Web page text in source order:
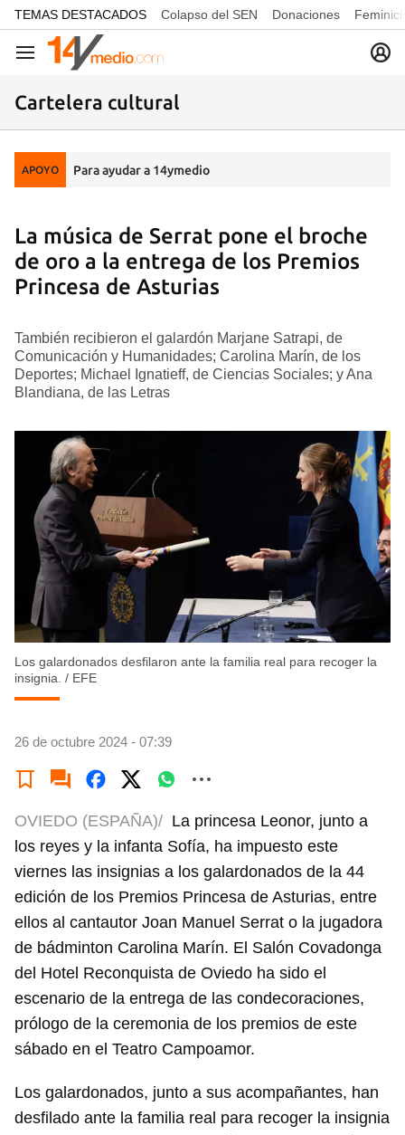
common.go-to-content
TEMAS DESTACADOS Colapso del SEN Donaciones
Navegación
Cartelera cultural
APOYO Para ayudar a 14ymedio
La música de Serrat pone el broche
de oro a la entrega de los Premios
Princesa de Asturias
También recibieron el galardón Marjane Satrapi, de
Comunicación y Humanidades; Carolina Marín, de los
Deportes; Michael Ignatieff, de Ciencias Sociales; y Ana
Blandiana, de las Letras
Los galardonados desfilaron ante la familia real para recoger la
insignia. / EFE
26 de octubre 2024 - 07:39
OVIEDO (ESPAÑA)/ La princesa Leonor, junto a
los reyes y la infanta Sofía, ha impuesto este
viernes las insignias a los galardonados de la 44
edición de los Premios Princesa de Asturias, entre
ellos al cantautor Joan Manuel Serrat o la jugadora
de bádminton Carolina Marín. El Salón Covadonga
del Hotel Reconquista de Oviedo ha sido el
escenario de la entrega de las condecoraciones,
prólogo de la ceremonia de los premios de este
sábado en el Teatro Campoamor.
Los galardonados, junto a sus acompañantes, han
desfilado ante la familia real para recoger la insignia